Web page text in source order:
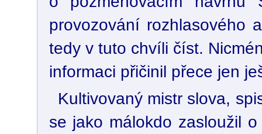
provozování rozhlasového
tedy v tuto chvíli číst.
informaci přičinil přece jen
Kultivovaný mistr slova,
se jako málokdo zasloužil